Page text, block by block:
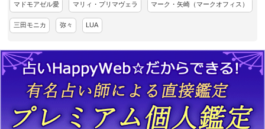
マドモアゼル愛 マリィ・プリマヴェラ マーク・矢崎（マークオフィス）
三田モニカ 弥々 LUA